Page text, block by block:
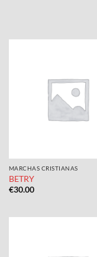
MARCHAS CRISTIANAS
BETRY
€30.00